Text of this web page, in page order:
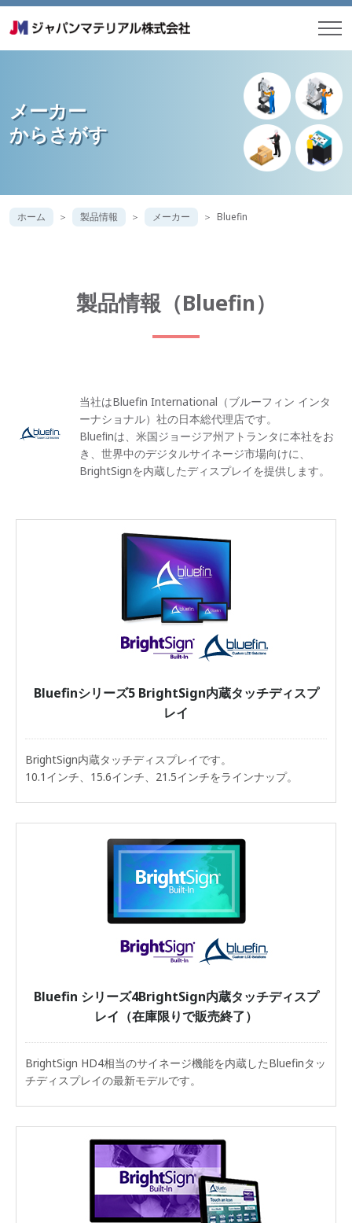
メーカー
からさがす
ホーム 製品情報 メーカー Bluefin
製品情報（Bluefin）
当社はBluefin International（ブルーフィン インタ
ーナショナル）社の日本総代理店です。
Blueﬁnは、米国ジョージア州アトランタに本社をお
き、世界中のデジタルサイネージ市場向けに、
BrightSignを内蔵したディスプレイを提供します。
Bluefinシリーズ5 BrightSign内蔵タッチディスプ
レイ
BrightSign内蔵タッチディスプレイです。
10.1インチ、15.6インチ、21.5インチをラインナップ。
Bluefin シリーズ4BrightSign内蔵タッチディスプ
レイ（在庫限りで販売終了）
BrightSign HD4相当のサイネージ機能を内蔵したBluefinタッ
チディスプレイの最新モデルです。